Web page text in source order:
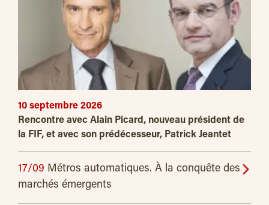
10 septembre 2026
Rencontre avec Alain Picard, nouveau président de
la FIF, et avec son prédécesseur, Patrick Jeantet
17/09 Métros automatiques. À la conquête des
marchés émergents